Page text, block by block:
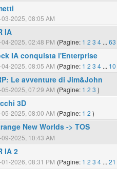
2025, 08:05 AM
IA
2025, 02:48 PM (Pagine: 1 2 3 4 ... 63
IA conquista l'Enterprise
2025, 08:05 AM (Pagine: 1 2 3 4 ... 10
Le avventure di Jim&John
2025, 07:29 AM (Pagine: 1 2 3 )
3D
05-2025, 08:00 AM (Pagine: 1 2 )
New Worlds -> TOS
2025, 10:43 AM
IA 2
2026, 08:31 PM (Pagine: 1 2 3 4 ... 21